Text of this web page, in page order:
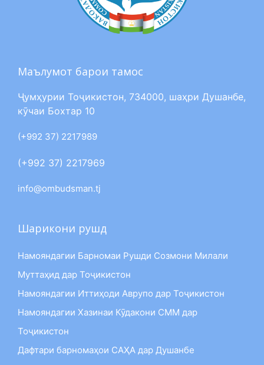
Маълумот барои тамос
Ҷумҳурии Тоҷикистон, 734000, шаҳри Душанбе,
кӯчаи Бохтар 10
(+992 37) 2217989
(+992 37) 2217969
info@ombudsman.tj
Шарикони рушд
Намояндагии Барномаи Рушди Созмони Милали
Муттаҳид дар Тоҷикистон
Намояндагии Иттиҳоди Аврупо дар Тоҷикистон
Намояндагии Хазинаи Кӯдакони СММ дар
Тоҷикистон
Дафтари барномаҳои САҲА дар Душанбе